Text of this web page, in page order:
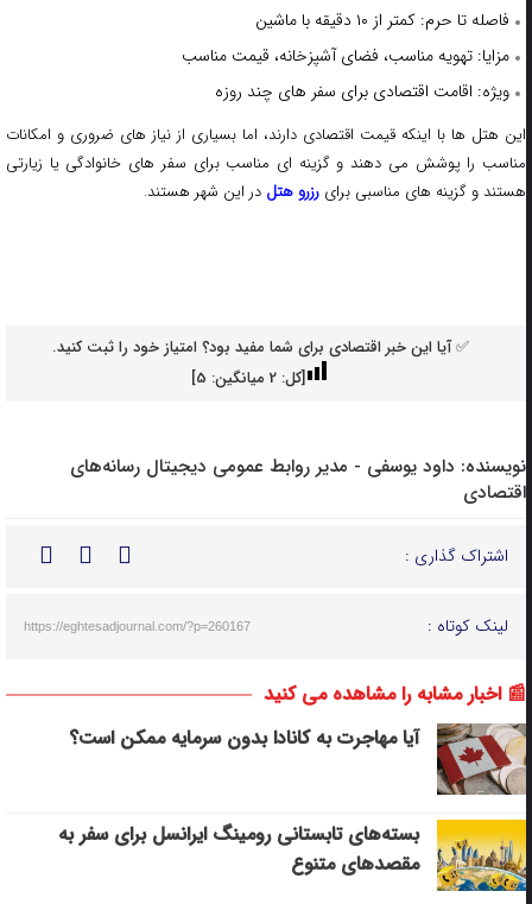
فاصله تا حرم: کمتر از ۱۰ دقیقه با ماشین
مزایا: تهویه مناسب، فضای آشپزخانه، قیمت مناسب
ویژه: اقامت اقتصادی برای سفر های چند روزه
این هتل‌ ها با اینکه قیمت اقتصادی دارند، اما بسیاری از نیاز های ضروری و امکانات
مناسب را پوشش می‌ دهند و گزینه‌ ای مناسب برای سفر های خانوادگی یا زیارتی
هستند و گزینه های مناسبی برای رزرو هتلدر این شهر هستند.
✅ آیا این خبر اقتصادی برای شما مفید بود؟ امتیاز خود را ثبت کنید.
[کل: 2میانگین: 5
]
نویسنده: داود یوسفی - مدیر روابط عمومی دیجیتال رسانه‌های
اقتصادی
اشتراک گذاری :
لینک کوتاه : https://eghtesadjournal.com/?p=260167
📰 اخبار مشابه را مشاهده می کنید
آیا مهاجرت به کانادا بدون سرمایه ممکن است؟
بسته‌های تابستانی رومینگ ایرانسل برای سفر به
مقصدهای متنوع